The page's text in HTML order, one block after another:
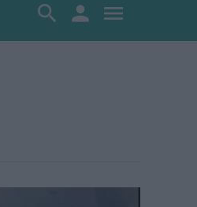
search person menu